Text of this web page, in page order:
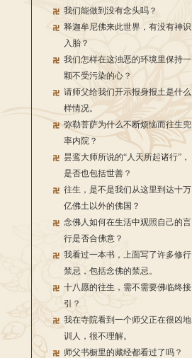
我们能做到没有念头吗？
释迦牟尼佛来此世界，有没有神识
入胎？
我们怎样在这浊恶的环境里保持一
颗不受污染的心？
请师父给我们开示报身报土是什么
样情况。
弥勒菩萨为什么不断烦恼而往生兜
率内院？
昙鸾大师所说的“人天所起诸行”，
是否也包括世善？
往生，是不是我们从这里到达十万
亿佛土以外的佛国？
念佛人如何在生活中观照自己的言
行是否合佛意？
我看过一本书，上面写了许多修行
禁忌，包括念佛的禁忌。
十八愿的往生，需不需要佛临终接
引？
我在寺院看到一个师父正在很凶地
训人，很不理解。
师父书橱里的藏经都看过了吗？